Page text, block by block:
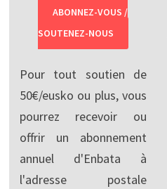
ABONNEZ-VOUS /
SOUTENEZ-NOUS
Pour tout soutien de
50€/eusko ou plus, vous
pourrez recevoir ou
offrir un abonnement
annuel d'Enbata à
l'adresse postale